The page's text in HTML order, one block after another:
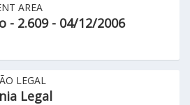
AREA
- 2.609 - 04/12/2006
LEGAL
Legal